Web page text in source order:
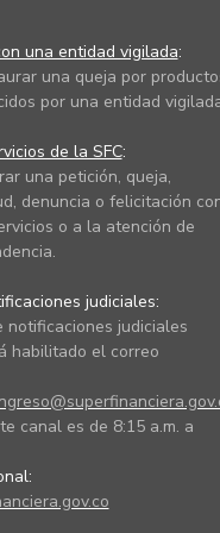
una entidad vigilada:
una queja por
por una entidad
de la SFC:
una petición, queja,
denuncia o felicitación
o a la atención de
judiciales:
notificaciones judiciales
habilitado el correo
canal es de 8:15 a.m. a